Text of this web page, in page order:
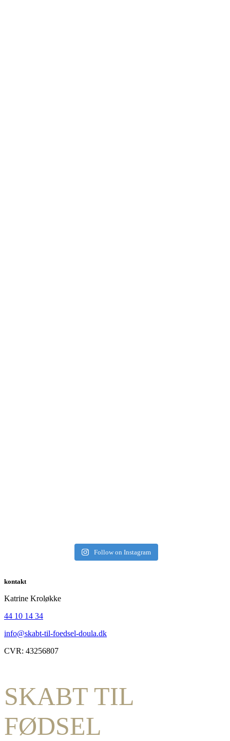
Follow on Instagram
kontakt
Katrine Kroløkke
44 10 14 34
info@skabt-til-foedsel-doula.dk
CVR: 43256807
SKABT TIL
FØDSEL